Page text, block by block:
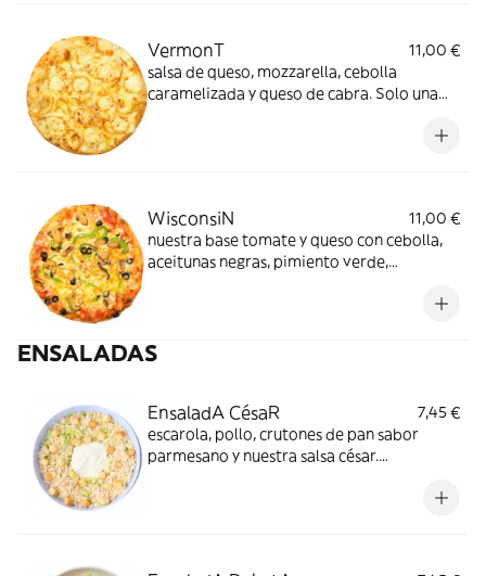
VermonT
11,00 €
salsa de queso, mozzarella, cebolla
caramelizada y queso de cabra. Solo una
WisconsiN
11,00 €
nuestra base tomate y queso con cebolla,
aceitunas negras, pimiento verde,
ENSALADAS
EnsaladA CésaR
7,45 €
escarola, pollo, crutones de pan sabor
parmesano y nuestra salsa césar.